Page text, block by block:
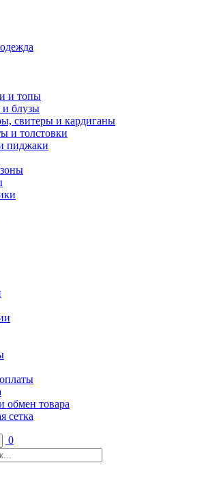
и топы
блузы
свитеры и кардиганы
и толстовки
пиджаки
обмен товара
сетка
0